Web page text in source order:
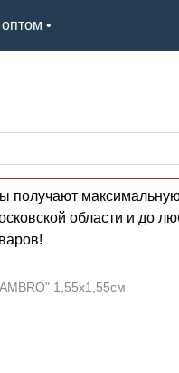
•
получают максимальную
области и до
1,55х1,55см